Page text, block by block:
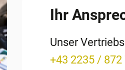
Ihr
Unser
+43 2235 / 872